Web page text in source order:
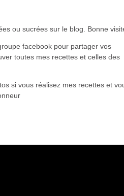
ou sucrées sur le blog. Bonne
facebook pour partager vos
toutes mes recettes et celles des
si vous réalisez mes recettes et